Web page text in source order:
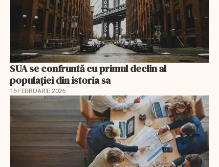
SUA se confruntă cu primul declin al
populației din istoria sa
16 FEBRUARIE 2026